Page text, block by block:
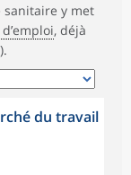
sanitaire y met
, déjà
).
du travail